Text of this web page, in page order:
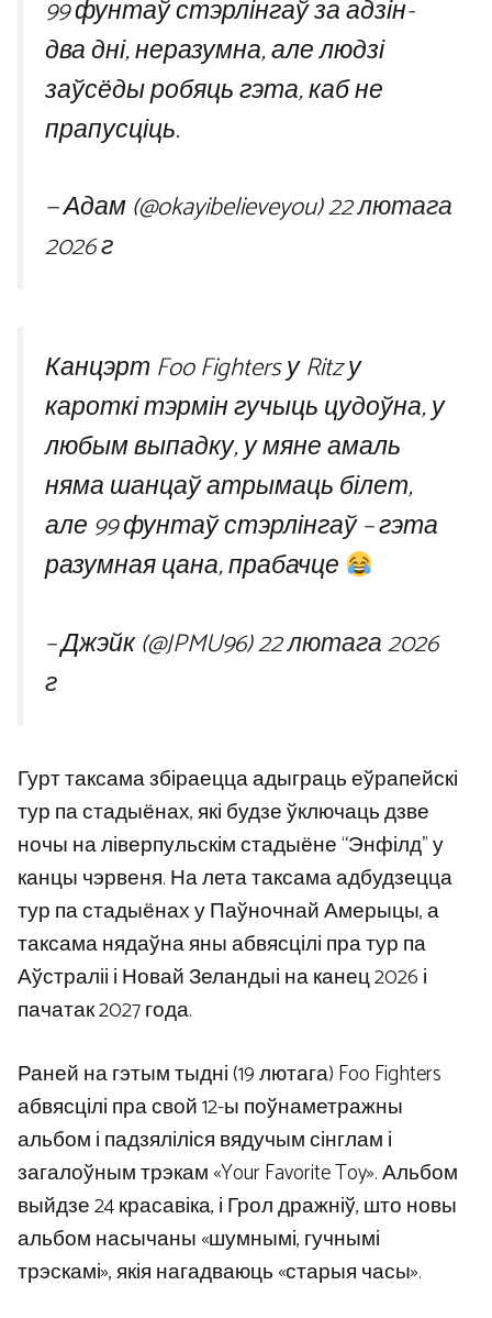
99 фунтаў стэрлінгаў за адзін-
два дні, неразумна, але людзі
заўсёды робяць гэта, каб не
прапусціць.
— Адам (@okayibelieveyou)22 лютага
2026 г
Канцэрт Foo Fighters у Ritz у
кароткі тэрмін гучыць цудоўна, у
любым выпадку, у мяне амаль
няма шанцаў атрымаць білет,
але 99 фунтаў стэрлінгаў – гэта
разумная цана, прабачце
– Джэйк (@JPMU96)22 лютага 2026
г
Гурт таксама збіраецца адыграць еўрапейскі
тур па стадыёнах, які будзе ўключаць дзве
ночы на ​​ліверпульскім стадыёне “Энфілд” у
канцы чэрвеня. На лета таксама адбудзецца
тур па стадыёнах у Паўночнай Амерыцы, а
таксама нядаўна яны абвясцілі пра тур па
Аўстраліі і Новай Зеландыі на канец 2026 і
пачатак 2027 года.
Раней на гэтым тыдні (19 лютага) Foo Fighters
абвясцілі пра свой 12-ы поўнаметражны
альбом і падзяліліся вядучым сінглам і
загалоўным трэкам «Your Favorite Toy». Альбом
выйдзе 24 красавіка, і Грол дражніў, што новы
альбом насычаны «шумнымі, гучнымі
трэскамі», якія нагадваюць «старыя часы».